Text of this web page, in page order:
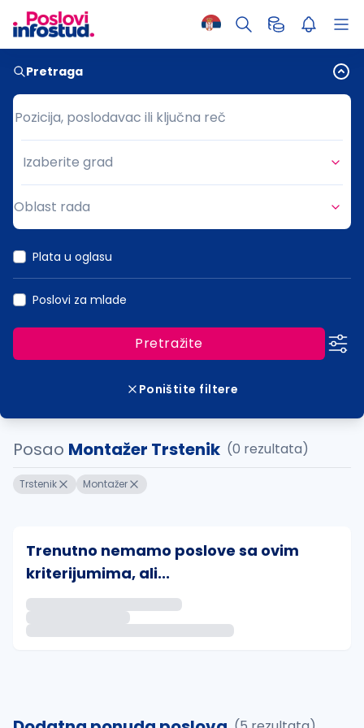
Pretraga
Pozicija, poslodavac ili ključna reč
Pozicija, poslodavac ili ključna reč
Grad
Izaberite grad
Oblast rada
Plata u oglasu
Poslovi za mlade
Pretražite
Poništite filtere
Posao Montažer Trstenik (0 rezultata)
Trstenik Montažer
Trenutno nemamo poslove sa ovim
kriterijumima, ali...